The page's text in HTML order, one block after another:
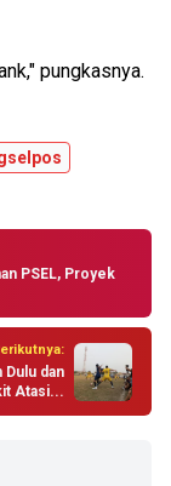
pungkasnya.
PSEL, Proyek
Dulu dan
Atasi...